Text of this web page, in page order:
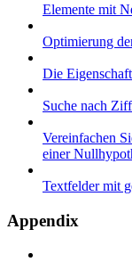
Elemente mit
Optimierung
Die
Suche nach
Vereinfachen
einer
Textfelder mit
Appendix